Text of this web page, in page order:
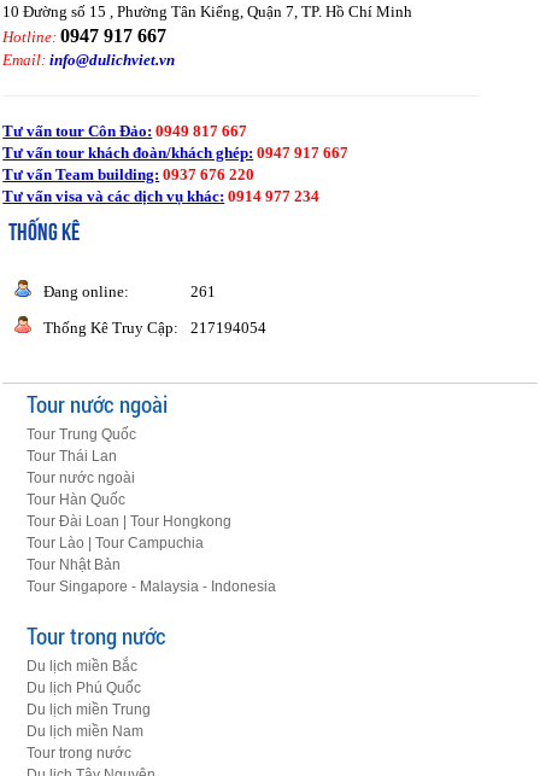
10 Đường số 15 , Phường Tân Kiểng, Quận 7, TP. Hồ Chí Minh
Hotline:0947 917 667
Email:info@dulichviet.vn
Tư vấn tour Côn Đảo: 0949 817 667
Tư vấn tour khách đoàn/khách ghép: 0947 917 667
Tư vấn Team building: 0937 676 220
Tư vấn visa và các dịch vụ khác: 0914 977 234
THỐNG KÊ
Đang online:
261
Thống Kê Truy Cập:
217194054
Tour nước ngoài
Tour Trung Quốc
Tour Thái Lan
Tour nước ngoài
Tour Hàn Quốc
Tour Đài Loan | Tour Hongkong
Tour Lào | Tour Campuchia
Tour Nhật Bản
Tour Singapore - Malaysia - Indonesia
Tour trong nước
Du lịch miền Bắc
Du lịch Phú Quốc
Du lịch miền Trung
Du lịch miền Nam
Tour trong nước